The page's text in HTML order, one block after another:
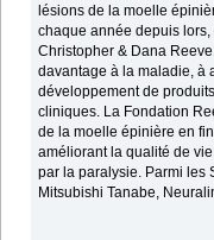
lésions de la moelle
chaque année depuis
Christopher & Dana
davantage à la maladie, à
développement de
cliniques. La Fondation
de la moelle épinière en
améliorant la qualité de
par la paralysie. Parmi les
Mitsubishi Tanabe,